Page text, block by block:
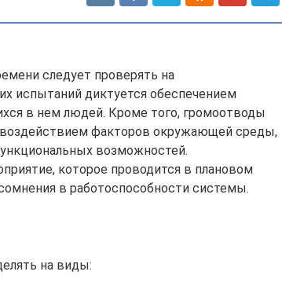
следует проверять на
испытаний диктуется обеспечением
в нем людей. Кроме того, громоотводы
факторов окружающей среды,
возможностей.
которое проводится в плановом
в работоспособности системы.
на виды: